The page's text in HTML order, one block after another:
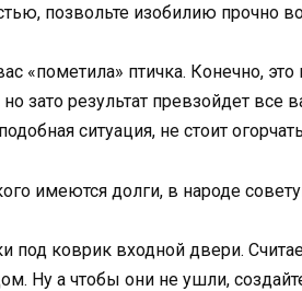
позвольте изобилию прочно
«пометила» птичка. Конечно,
зато результат превзойдет
ситуация, не стоит
имеются долги, в народе
под коврик входной двери.
Ну а чтобы они не ушли,